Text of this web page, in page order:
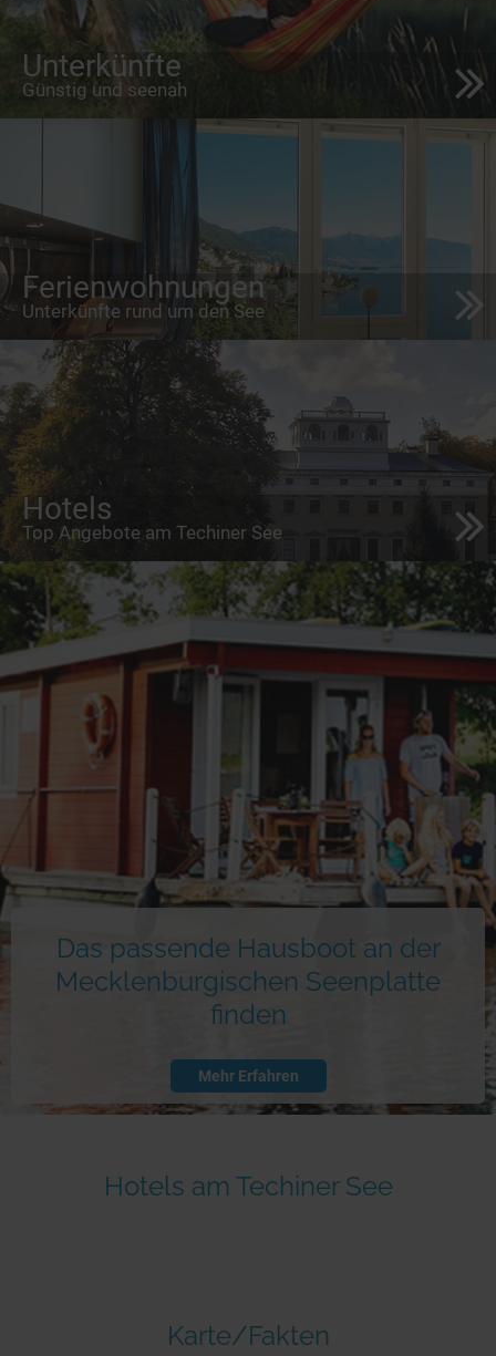
Unterkünfte
Günstig und seenah
Ferienwohnungen
Unterkünfte rund um den See
Hotels
Top Angebote am Techiner See
Das passende Hausboot an der
Mecklenburgischen Seenplatte
finden
Mehr Erfahren
Hotels am Techiner See
Karte/Fakten